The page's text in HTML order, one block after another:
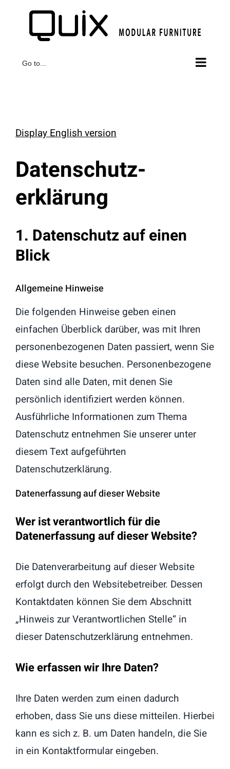
Go to...
Display English version
Datenschutz­
erklärung
1. Datenschutz auf einen
Blick
Allgemeine Hinweise
Die folgenden Hinweise geben einen
einfachen Überblick darüber, was mit Ihren
personenbezogenen Daten passiert, wenn Sie
diese Website besuchen. Personenbezogene
Daten sind alle Daten, mit denen Sie
persönlich identifiziert werden können.
Ausführliche Informationen zum Thema
Datenschutz entnehmen Sie unserer unter
diesem Text aufgeführten
Datenschutzerklärung.
Datenerfassung auf dieser Website
Wer ist verantwortlich für die
Datenerfassung auf dieser Website?
Die Datenverarbeitung auf dieser Website
erfolgt durch den Websitebetreiber. Dessen
Kontaktdaten können Sie dem Abschnitt
„Hinweis zur Verantwortlichen Stelle“ in
dieser Datenschutzerklärung entnehmen.
Wie erfassen wir Ihre Daten?
Ihre Daten werden zum einen dadurch
erhoben, dass Sie uns diese mitteilen. Hierbei
kann es sich z. B. um Daten handeln, die Sie
in ein Kontaktformular eingeben.